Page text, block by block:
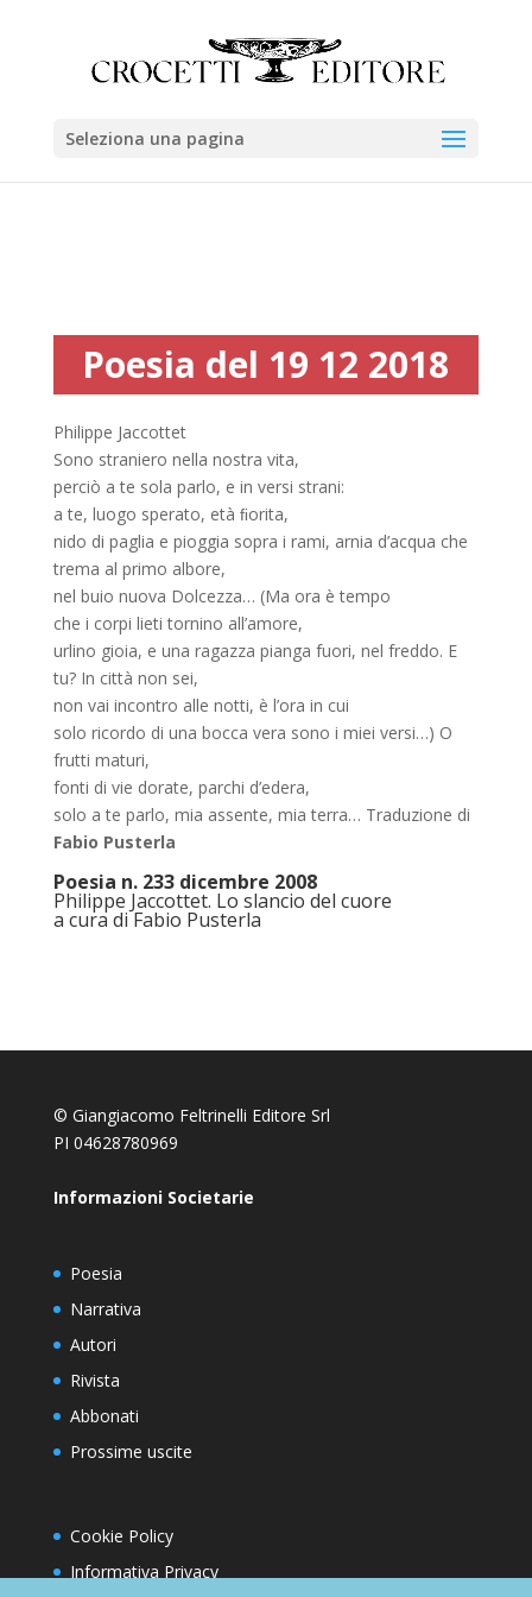
Seleziona una pagina
Poesia del 19 12 2018
Philippe Jaccottet
Sono straniero nella nostra vita,
perciò a te sola parlo, e in versi strani:
a te, luogo sperato, età ﬁorita,
nido di paglia e pioggia sopra i rami, arnia d’acqua che
trema al primo albore,
nel buio nuova Dolcezza… (Ma ora è tempo
che i corpi lieti tornino all’amore,
urlino gioia, e una ragazza pianga fuori, nel freddo. E
tu? In città non sei,
non vai incontro alle notti, è l’ora in cui
solo ricordo di una bocca vera sono i miei versi…) O
frutti maturi,
fonti di vie dorate, parchi d’edera,
solo a te parlo, mia assente, mia terra… Traduzione di
Fabio Pusterla
Poesia n. 233 dicembre 2008
Philippe Jaccottet. Lo slancio del cuore
a cura di Fabio Pusterla
© Giangiacomo Feltrinelli Editore Srl
PI 04628780969
Informazioni Societarie
Poesia
Narrativa
Autori
Rivista
Abbonati
Prossime uscite
Cookie Policy
Informativa Privacy